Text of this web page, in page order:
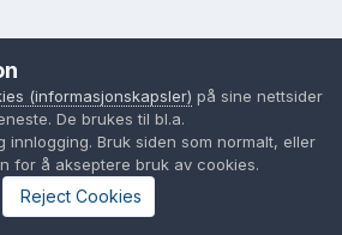
(informasjonskapsler) på sine nettsider
De brukes til bl.a.
innlogging. Bruk siden som normalt, eller
for å akseptere bruk av cookies.
Reject Cookies